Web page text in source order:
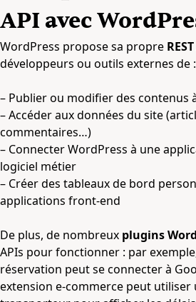
API avec
WordPress propose sa propre
développeurs ou outils externes de :
– Publier ou modifier des contenus
– Accéder aux données du site
commentaires…)
– Connecter WordPress à une
logiciel métier
– Créer des tableaux de bord
applications front-end
De plus, de nombreux plugins
APIs pour fonctionner : par
réservation peut se connecter à
extension e-commerce peut utiliser